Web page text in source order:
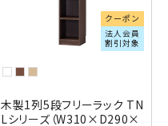
クーポン
法人会員
割引対象
木製1列5段フリーラック TN
Lシリーズ（W310×D290×